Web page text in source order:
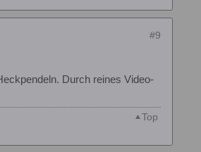
#9
Durch reines Video-
Top